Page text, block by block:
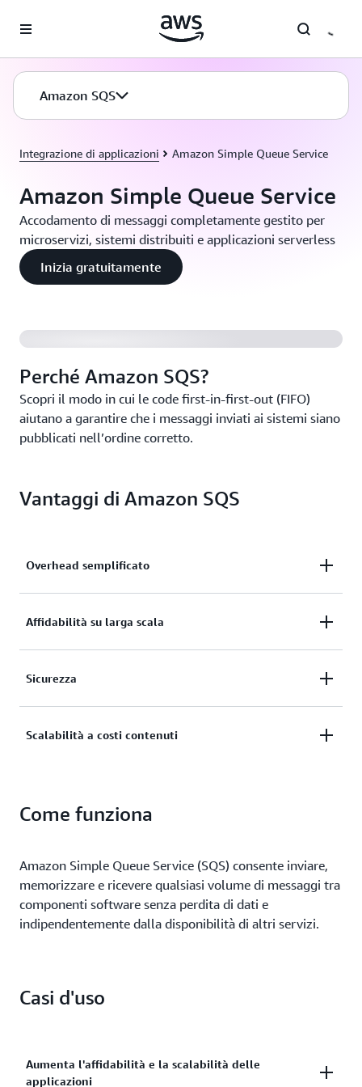
Amazon SQS
Integrazione di applicazioni Amazon Simple Queue Service
Amazon Simple Queue Service
Accodamento di messaggi completamente gestito per
microservizi, sistemi distribuiti e applicazioni serverless
Inizia gratuitamente
Perché Amazon SQS?
Scopri il modo in cui le code first-in-first-out (FIFO)
aiutano a garantire che i messaggi inviati ai sistemi siano
pubblicati nell’ordine corretto.
Presentazione delle code FIFO di Amazon SQS (2:04)
Vantaggi di Amazon SQS
Overhead semplificato
dover gestire il software o mantenere
l'infrastruttura.
Affidabilità su larga scala
qualsiasi livello di velocità di trasmissione effettiva,
senza perdere messaggi o richiedere la disponibilità
Sicurezza
e gestisci centralmente le tue chiavi utilizzando AWS
Scalabilità a costi contenuti
preoccupare della pianificazione della capacità e del
Come funziona
Amazon Simple Queue Service (SQS) consente inviare,
memorizzare e ricevere qualsiasi volume di messaggi tra
componenti software senza perdita di dati e
indipendentemente dalla disponibilità di altri servizi.
Casi d'uso
Aumenta l'affidabilità e la scalabilità delle
applicazioni